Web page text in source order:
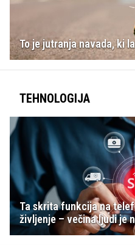
To je jutranja navada, ki
TEHNOLOGIJA
Ta skrita funkcija na
življenje – večina ljudi je